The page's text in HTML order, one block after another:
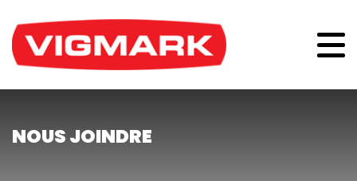
NOUS JOINDRE